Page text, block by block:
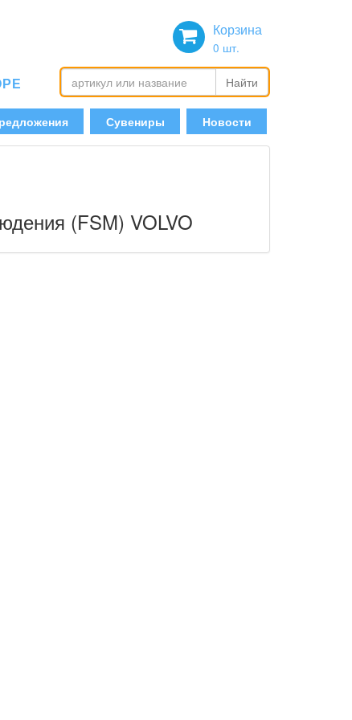
Корзина
0 шт.
Найти
Сувениры Новости
(FSM) VOLVO